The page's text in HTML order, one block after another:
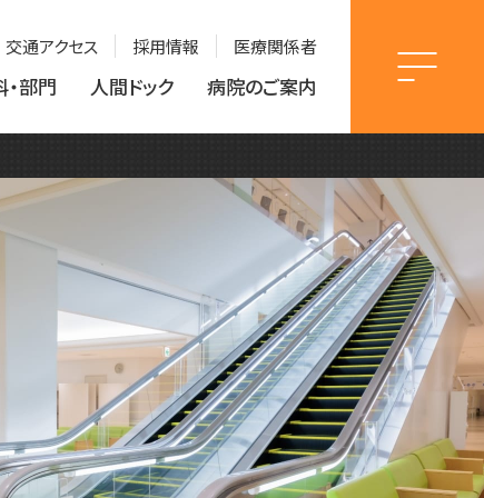
交通アクセス 採用情報 医療関係者
部門 人間ドック 病院のご案内